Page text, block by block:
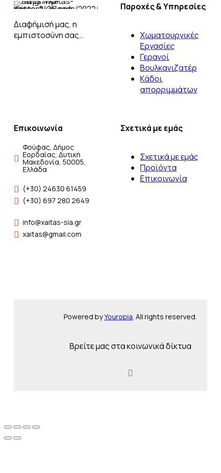
Διαφήμισή μας, η
εμπιστοσύνη σας…
Παροχές & Υπηρεσίες
Χωματουργικές
Εργασίες
Γερανοί
Βουλκανιζατέρ
Kάδοι
απορριμμάτων
Επικοινωνία
Φούφας, Δήμος
Εορδαίας, Δυτική
Μακεδονία, 50005,
Ελλάδα
(+30) 24630 61459
(+30) 697 280 2649
info@xaitas-sia.gr
xaitas@gmail.com
Σχετικά με εμάς
Σχετικά με εμάς
Προϊόντα
Επικοινωνία
Powered byYouropia . All rights reserved.
Βρείτε μας στα κοινωνικά δίκτυα